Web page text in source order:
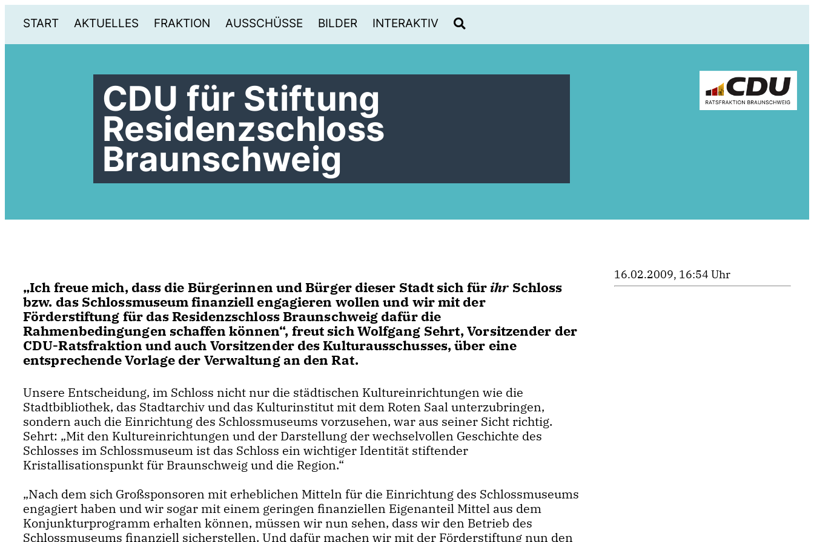
START AKTUELLES FRAKTION AUSSCHÜSSE BILDER INTERAKTIV
CDU für Stiftung
Residenzschloss
Braunschweig
Ich freue mich, dass die Bürgerinnen und Bürger dieser Stadt sich für ihr Schloss
bzw. das Schlossmuseum finanziell engagieren wollen und wir mit der
Förderstiftung für das Residenzschloss Braunschweig dafür die
Rahmenbedingungen schaffen können“, freut sich Wolfgang Sehrt, Vorsitzender der
CDU-Ratsfraktion und auch Vorsitzender des Kulturausschusses, über eine
entsprechende Vorlage der Verwaltung an den Rat.
Unsere Entscheidung, im Schloss nicht nur die städtischen Kultureinrichtungen wie die
Stadtbibliothek, das Stadtarchiv und das Kulturinstitut mit dem Roten Saal unterzubringen,
sondern auch die Einrichtung des Schlossmuseums vorzusehen, war aus seiner Sicht richtig.
Sehrt: „Mit den Kultureinrichtungen und der Darstellung der wechselvollen Geschichte des
Schlosses im Schlossmuseum ist das Schloss ein wichtiger Identität stiftender
Kristallisationspunkt für Braunschweig und die Region.“
Nach dem sich Großsponsoren mit erheblichen Mitteln für die Einrichtung des Schlossmuseums
engagiert haben und wir sogar mit einem geringen finanziellen Eigenanteil Mittel aus dem
Konjunkturprogramm erhalten können, müssen wir nun sehen, dass wir den Betrieb des
Schlossmuseums finanziell sicherstellen. Und dafür machen wir mit der Förderstiftung nun den
16.02.2009, 16:54 Uhr